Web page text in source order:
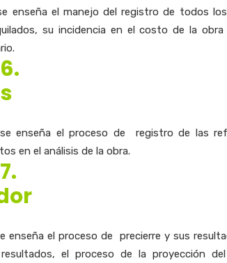
enseña el manejo del registro de todos
su incidencia en el costo de la
enseña el proceso de registro de las
en el análisis de la obra.
enseña el proceso de precierre y sus
el proceso de la proyección